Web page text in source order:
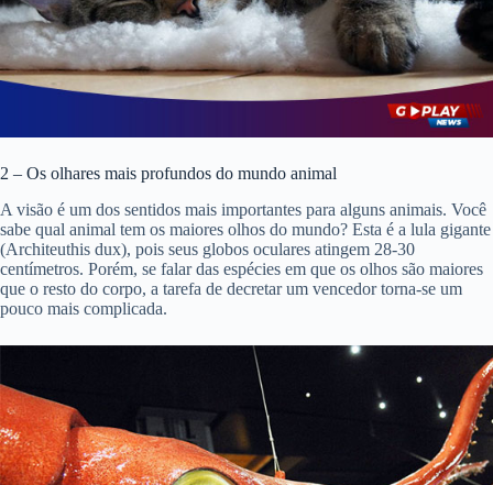
2 – Os olhares mais profundos do mundo animal
A visão é um dos sentidos mais importantes para alguns animais. Você
sabe qual animal tem os maiores olhos do mundo? Esta é a lula gigante
(Architeuthis dux), pois seus globos oculares atingem 28-30
centímetros. Porém, se falar das espécies em que os olhos são maiores
que o resto do corpo, a tarefa de decretar um vencedor torna-se um
pouco mais complicada.